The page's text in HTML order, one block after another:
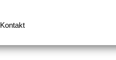
Kontakt